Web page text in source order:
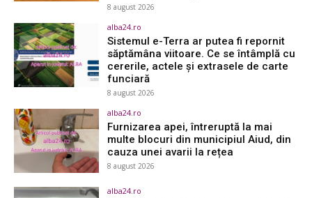
8 august 2026
alba24.ro
Sistemul e-Terra ar putea fi repornit
săptămâna viitoare. Ce se întâmplă cu
cererile, actele și extrasele de carte
funciară
8 august 2026
alba24.ro
Furnizarea apei, întreruptă la mai
multe blocuri din municipiul Aiud, din
cauza unei avarii la rețea
8 august 2026
alba24.ro